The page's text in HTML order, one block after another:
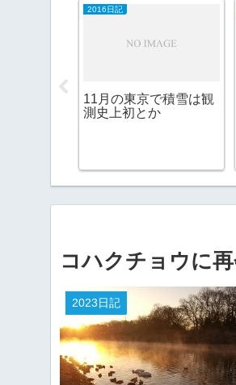
2016日記
11月の東京で積雪は観
測史上初とか
コハクチョウに
2023日記